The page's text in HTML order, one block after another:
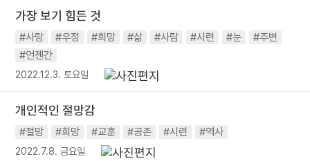
가장 보기 힘든 것
#사랑 #우정 #희망 #삶 #사람 #시련 #눈
#주변
#언젠간
2022.12.3. 토요일
개인적인 절망감
#절망 #희망 #교훈 #공존 #시련 #역사
2022.7.8. 금요일